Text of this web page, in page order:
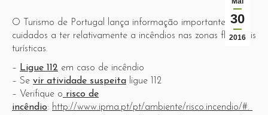
30
2016
O Turismo de Portugal lança informação importante nos
cuidados a ter relativamente a incêndios nas zonas florestais
turísticas.
– Ligue 112 em caso de incêndio
– Se vir atividade suspeita ligue 112
– Verifique o risco de
incêndio: http://www.ipma.pt/pt/ambiente/risco.incendio/#.